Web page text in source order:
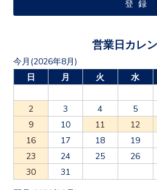
日
月 火 水
2
3 4 5
9
10 11 12
16
17 18 19
23
24 25 26
30
31